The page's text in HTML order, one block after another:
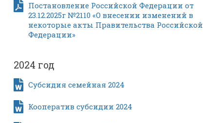
Постановление Российской Федерации от
23.12.2025г №2110 «О внесении изменений в
некоторые акты Правительства Российской
Федерации»
2024 год
Субсидия семейная 2024
Кооператив субсидии 2024